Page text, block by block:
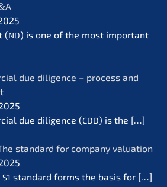
A
(ND) is one of the most important
due diligence – process and
due diligence (CDD) is the […]
standard for compa­ny valua­ti­on
S1 standard forms the basis for […]